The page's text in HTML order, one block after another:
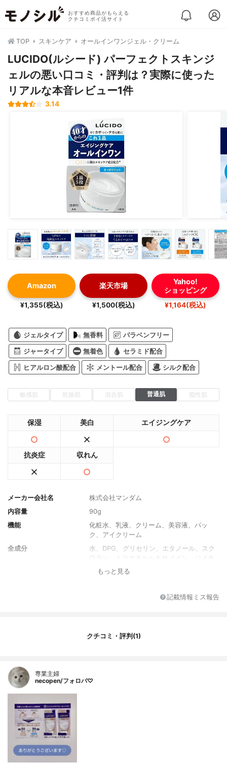
おすすめ商品がもらえる
クチコミポイ活サイト
TOP スキンケア オールインワンジェル・クリーム
LUCIDO(ルシード) パーフェクトスキンジ
ェルの悪い口コミ・評判は？実際に使った
リアルな本音レビュー1件
3.14
Amazon
¥1,355(税込)
楽天市場
¥1,500(税込)
Yahoo!
ショッピング
¥1,164(税込)
ジェルタイプ 無香料 パラベンフリー
ジャータイプ 無着色 セラミド配合
ヒアルロン酸配合 メントール配合 シルク配合
敏感肌 乾燥肌 混合肌 普通肌 脂性肌
保湿 美白 エイジングケア
抗炎症 収れん
メーカー会社名
株式会社マンダム
内容量
90g
機能
化粧水、乳液、クリーム、美容液、パッ
ク、アイクリーム
全成分
水、DPG、グリセリン、エタノール、スク
ワラン、トリエチルヘキサノイン、ジメチ
コン、ステアリン酸ポリグリセリル-10、ラ
（アクリル酸ヒドロキシエチル/アクリロイ
ル、オクタステアリン酸ポリグリセリル-
ソステアリン酸ソルビタン、アセチルヒド
代表的な成分
もっと見る
記載情報ミス報告
クチコミ・評判(1)
専業主婦
necopen/フォロバ♡